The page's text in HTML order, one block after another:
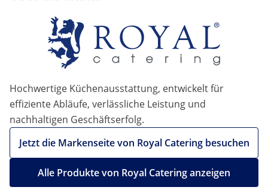
Hochwertige Küchenausstattung, entwickelt für
effiziente Abläufe, verlässliche Leistung und
nachhaltigen Geschäftserfolg.
Jetzt die Markenseite von Royal Catering besuchen
Alle Produkte von Royal Catering anzeigen